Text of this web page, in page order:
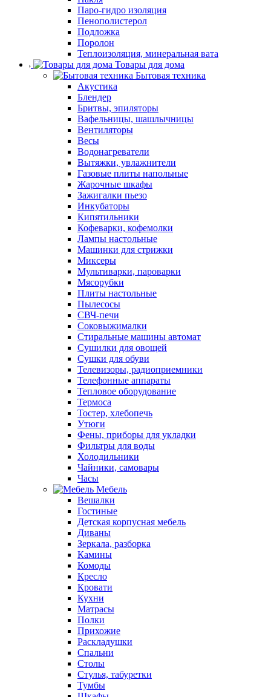
Паро-гидро изоляция
Пенополистерол
Подложка
Поролон
Теплоизоляция, минеральная вата
Товары для дома
Бытовая техника
Акустика
Блендер
Бритвы, эпиляторы
Вафельницы, шашлычницы
Вентиляторы
Весы
Водонагреватели
Вытяжки, увлажнители
Газовые плиты напольные
Жарочные шкафы
Зажигалки пьезо
Инкубаторы
Кипятильники
Кофеварки, кофемолки
Лампы настольные
Машинки для стрижки
Миксеры
Мультиварки, пароварки
Мясорубки
Плиты настольные
Пылесосы
СВЧ-печи
Соковыжималки
Стиральные машины автомат
Сушилки для овощей
Сушки для обуви
Телевизоры, радиоприемники
Телефонные аппараты
Тепловое оборудование
Термоса
Тостер, хлебопечь
Утюги
Фены, приборы для укладки
Фильтры для воды
Холодильники
Чайники, самовары
Часы
Мебель
Вешалки
Гостиные
Детская корпусная мебель
Диваны
Зеркала, разборка
Камины
Комоды
Кресло
Кровати
Кухни
Матрасы
Полки
Прихожие
Раскладушки
Спальни
Столы
Стулья, табуретки
Тумбы